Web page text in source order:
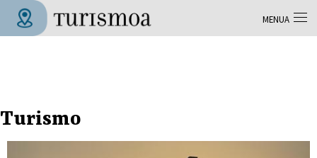
Skip to main content
Turismo
MENUA